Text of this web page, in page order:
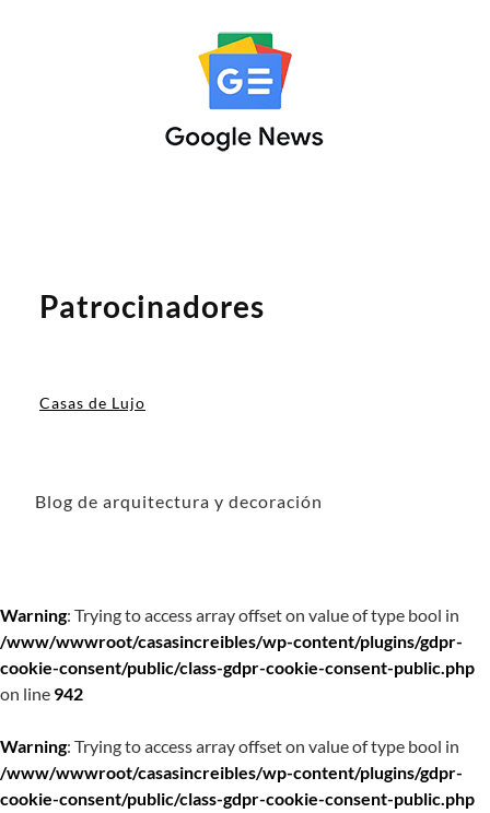
Patrocinadores
Casas de Lujo
Blog de arquitectura y decoración
Warning: Trying to access array offset on value of type bool in
/www/wwwroot/casasincreibles/wp-content/plugins/gdpr-
cookie-consent/public/class-gdpr-cookie-consent-public.php
on line 942
Warning: Trying to access array offset on value of type bool in
/www/wwwroot/casasincreibles/wp-content/plugins/gdpr-
cookie-consent/public/class-gdpr-cookie-consent-public.php